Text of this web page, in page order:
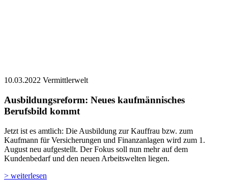
10.03.2022 Vermittlerwelt
Ausbildungsreform: Neues kaufmännisches
Berufsbild kommt
Jetzt ist es amtlich: Die Ausbildung zur Kauffrau bzw. zum
Kaufmann für Versicherungen und Finanzanlagen wird zum 1.
August neu aufgestellt. Der Fokus soll nun mehr auf dem
Kundenbedarf und den neuen Arbeitswelten liegen.
> weiterlesen